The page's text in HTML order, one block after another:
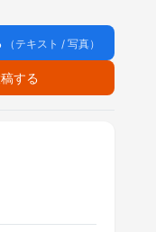
（テキスト / 写真）
する